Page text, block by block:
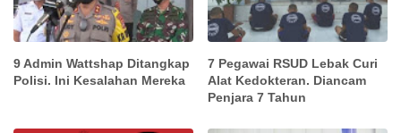
9 Admin Wattshap Ditangkap
Polisi. Ini Kesalahan Mereka
7 Pegawai RSUD Lebak Curi
Alat Kedokteran. Diancam
Penjara 7 Tahun